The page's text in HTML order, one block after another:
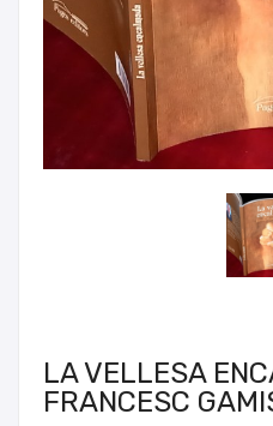
LA VELLESA
FRANCESC